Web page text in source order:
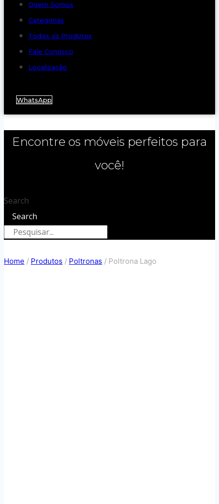
Quem Somos
Categorias
Todos os Produtos
Fale Conosco
Localização
WhatsApp
Encontre os móveis perfeitos para
você!
Search
Search
Home / Produtos / Poltronas / Poltrona Lago